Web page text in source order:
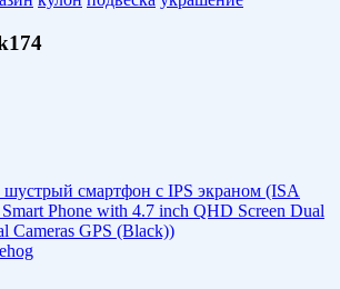
смартфон с IPS экраном (ISA
Phone with 4.7 inch QHD Screen Dual
Cameras GPS (Black))